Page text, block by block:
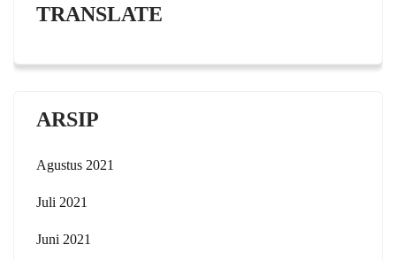
TRANSLATE
ARSIP
Agustus 2021
Juli 2021
Juni 2021